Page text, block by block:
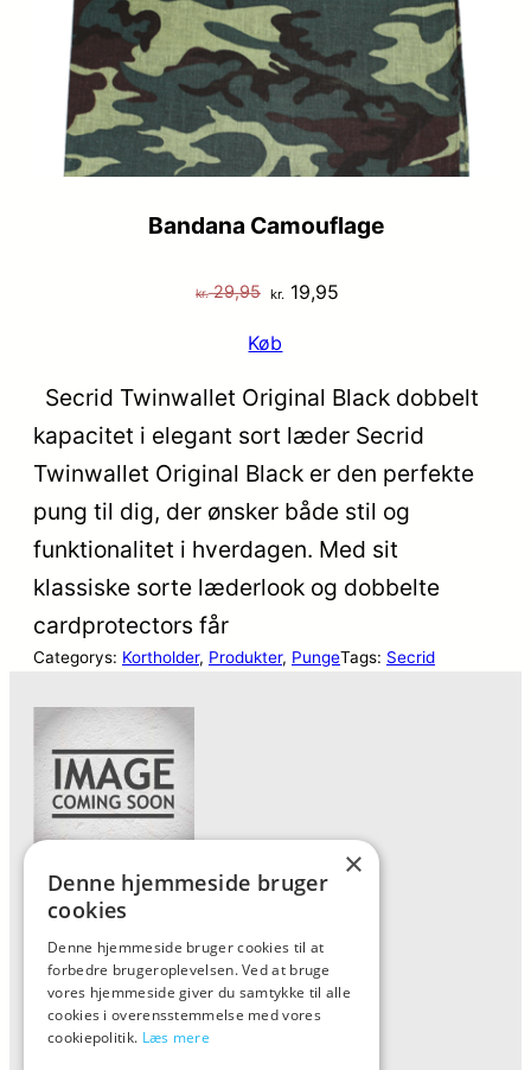
Bandana Camouflage
kr.29,95 Den
pris
var:
kr. 29,95.
kr. 19,95
er:
Køb
Secrid Twinwallet Original Black dobbelt
kapacitet i elegant sort læder Secrid
Twinwallet Original Black er den perfekte
pung til dig, der ønsker både stil og
funktionalitet i hverdagen. Med sit
klassiske sorte læderlook og dobbelte
cardprotectors får
Categorys: Kortholder, Produkter, PungeTags: Secrid
Forside
Vis alle produkter
Kontakt
Oversigt artikler
×
Denne hjemmeside bruger
cookies
Denne hjemmeside bruger cookies til at
forbedre brugeroplevelsen. Ved at bruge
vores hjemmeside giver du samtykke til alle
cookies i overensstemmelse med vores
cookiepolitik. Læs mere